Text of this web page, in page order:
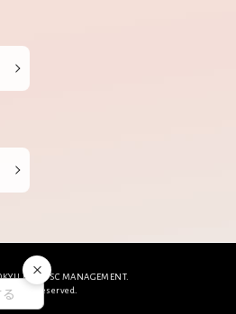
閉じる
LAND SC MANAGEMENT.
Rights Reserved.